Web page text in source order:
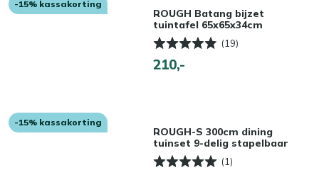
-15% kassakorting
ROUGH Batang bijzet
tuintafel 65x65x34cm
(19)
210,-
-15% kassakorting
ROUGH-S 300cm dining
tuinset 9-delig stapelbaar
(1)